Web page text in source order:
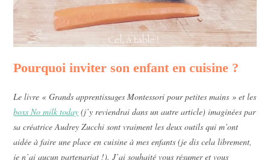
Pourquoi inviter son enfant en cuisine ?
Le livre « Grands apprentissages Montessori pour petites mains » et les
boxs No milk today (j’y reviendrai dans un autre article) imaginées par
sa créatrice Audrey Zucchi sont vraiment les deux outils qui m’ont
aidée à faire une place en cuisine à mes enfants (je dis cela librement,
je n’ai aucun partenariat !). J’ai souhaité vous résumer et vous